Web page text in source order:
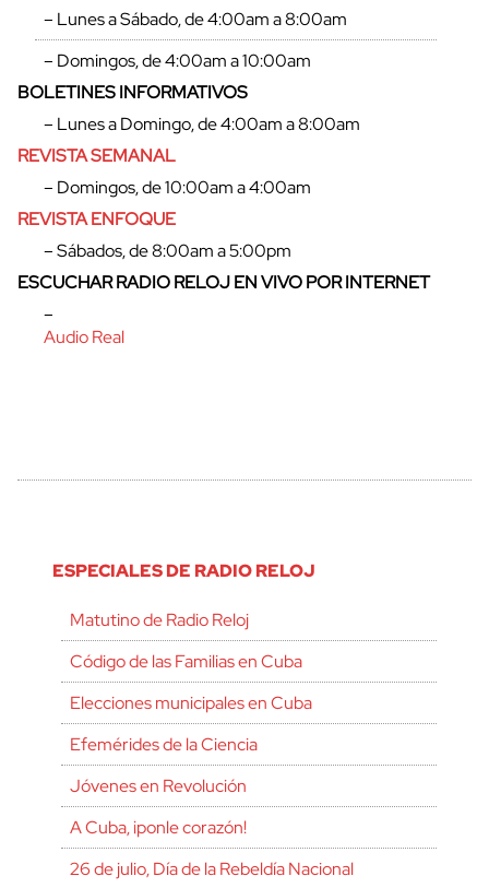
– Lunes a Sábado, de 4:00am a 8:00am
– Domingos, de 4:00am a 10:00am
BOLETINES INFORMATIVOS
– Lunes a Domingo, de 4:00am a 8:00am
REVISTA SEMANAL
– Domingos, de 10:00am a 4:00am
REVISTA ENFOQUE
– Sábados, de 8:00am a 5:00pm
ESCUCHAR RADIO RELOJ EN VIVO POR INTERNET
–
Audio Real
ESPECIALES DE RADIO RELOJ
Matutino de Radio Reloj
Código de las Familias en Cuba
Elecciones municipales en Cuba
Efemérides de la Ciencia
Jóvenes en Revolución
A Cuba, ¡ponle corazón!
26 de julio, Día de la Rebeldía Nacional